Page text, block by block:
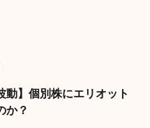
動】個別株にエリオット
か？